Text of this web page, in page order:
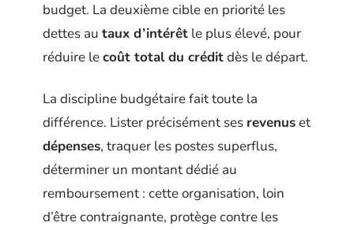
budget. La deuxième cible en priorité les
dettes au taux d’intérêt le plus élevé, pour
réduire lecoût total du créditdès le départ.
La discipline budgétaire fait toute la
différence. Lister précisément ses revenuset
dépenses, traquer les postes superflus,
déterminer un montant dédié au
remboursement : cette organisation, loin
d’être contraignante, protège contre les